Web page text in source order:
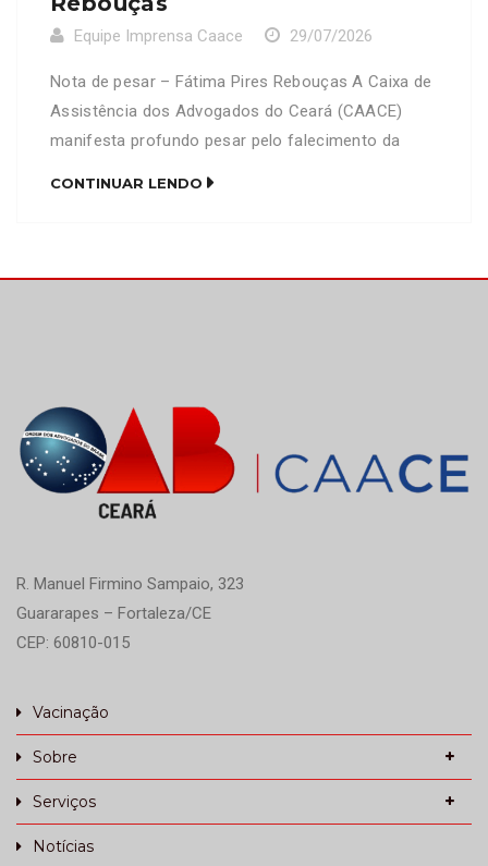
Equipe Imprensa Caace 29/07/2026
Nota de pesar – Fátima Pires Rebouças A Caixa de
Assistência dos Advogados do Ceará (CAACE)
manifesta profundo pesar pelo falecimento da
CONTINUAR LENDO
R. Manuel Firmino Sampaio, 323
Guararapes – Fortaleza/CE
CEP: 60810-015
Vacinação
Sobre
Serviços
Notícias